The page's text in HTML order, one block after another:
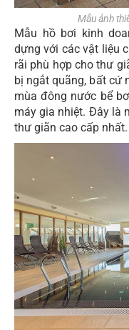
Mẫu ảnh
Mẫu hồ bơi kinh
dựng với các vật liệu
rãi phù hợp cho thư
bị ngắt quãng, bất cứ
mùa đông nước bể
máy gia nhiệt. Đây là
thư giãn cao cấp nhất.